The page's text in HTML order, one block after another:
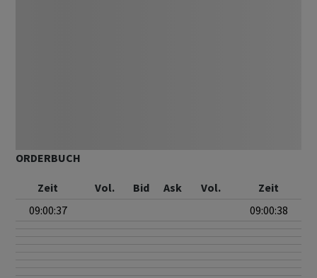
ORDERBUCH
Zeit Vol. Bid Ask Vol.
Zeit
09:00:37
09:00:38